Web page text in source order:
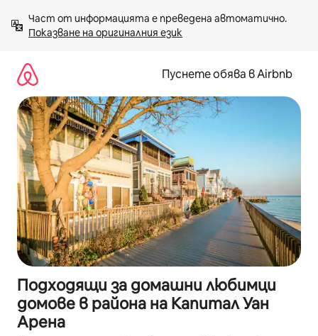
към
съдържанието
Показване на оригиналния език
Пуснете обява в Airbnb
Подходящи за домашни любимци
домове в района на Капитал Уан
Арена